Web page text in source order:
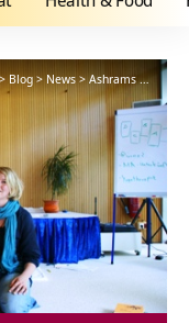
Blog>News>Ashrams>